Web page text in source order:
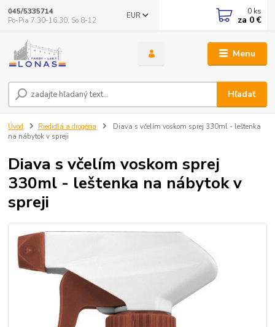
Menu
EUR
Hľadať
045/5335714
Po-Pia 7:30-16.30, So 8-12
0 ks
za 0 €
Úvod Riedidlá a drogéria
Diava s včelím voskom sprej 330ml - leštenka
na nábytok v spreji
Diava s včelím voskom sprej
330ml - leštenka na nábytok v
spreji